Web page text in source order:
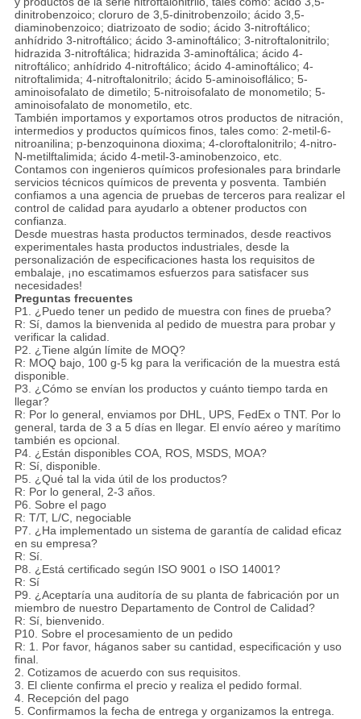
dinitrobenzoico; cloruro de 3,5-dinitrobenzoilo; ácido 3,5-
diaminobenzoico; diatrizoato de sodio; ácido 3-nitroftálico;
anhídrido 3-nitroftálico; ácido 3-aminoftálico; 3-nitroftalonitrilo;
hidrazida 3-nitroftálica; hidrazida 3-aminoftálica; ácido 4-
nitroftálico; anhídrido 4-nitroftálico; ácido 4-aminoftálico; 4-
nitroftalimida; 4-nitroftalonitrilo; ácido 5-aminoisoflálico; 5-
aminoisofalato de dimetilo; 5-nitroisofalato de monometilo; 5-
aminoisofalato de monometilo, etc.
También importamos y exportamos otros productos de nitración,
intermedios y productos químicos finos, tales como: 2-metil-6-
nitroanilina; p-benzoquinona dioxima; 4-cloroftalonitrilo; 4-nitro-
N-metilftalimida; ácido 4-metil-3-aminobenzoico, etc.
Contamos con ingenieros químicos profesionales para brindarle
servicios técnicos químicos de preventa y posventa. También
confiamos a una agencia de pruebas de terceros para realizar el
control de calidad para ayudarlo a obtener productos con
confianza.
Desde muestras hasta productos terminados, desde reactivos
experimentales hasta productos industriales, desde la
personalización de especificaciones hasta los requisitos de
embalaje, ¡no escatimamos esfuerzos para satisfacer sus
necesidades!
Preguntas frecuentes
P1. ¿Puedo tener un pedido de muestra con fines de prueba?
R: Sí, damos la bienvenida al pedido de muestra para probar y
verificar la calidad.
P2. ¿Tiene algún límite de MOQ?
R: MOQ bajo, 100 g-5 kg para la verificación de la muestra está
disponible.
P3. ¿Cómo se envían los productos y cuánto tiempo tarda en
llegar?
R: Por lo general, enviamos por DHL, UPS, FedEx o TNT. Por lo
general, tarda de 3 a 5 días en llegar. El envío aéreo y marítimo
también es opcional.
P4. ¿Están disponibles COA, ROS, MSDS, MOA?
R: Sí, disponible.
P5. ¿Qué tal la vida útil de los productos?
R: Por lo general, 2-3 años.
P6. Sobre el pago
R: T/T, L/C, negociable
P7. ¿Ha implementado un sistema de garantía de calidad eficaz
en su empresa?
R: Sí.
P8. ¿Está certificado según ISO 9001 o ISO 14001?
R: Sí
P9. ¿Aceptaría una auditoría de su planta de fabricación por un
miembro de nuestro Departamento de Control de Calidad?
R: Sí, bienvenido.
P10. Sobre el procesamiento de un pedido
R: 1. Por favor, háganos saber su cantidad, especificación y uso
final.
2. Cotizamos de acuerdo con sus requisitos.
3. El cliente confirma el precio y realiza el pedido formal.
4. Recepción del pago
5. Confirmamos la fecha de entrega y organizamos la entrega.